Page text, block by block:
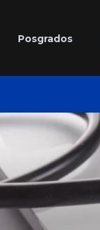
Posgrados